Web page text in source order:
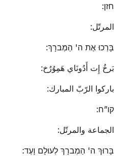
חזן:
المرتّل:
בָּרְכוּ אֶת ה' הַמְברָךְ:
بَرخُ إِت أَدُونَاي هَمِوُرُخ:
باركوا الرّبّ المبارك:
קו”ח:
الجماعة والمرتّل:
בָּרוּךְ ה' הַמְברָךְ לְעולָם וָעֶד: